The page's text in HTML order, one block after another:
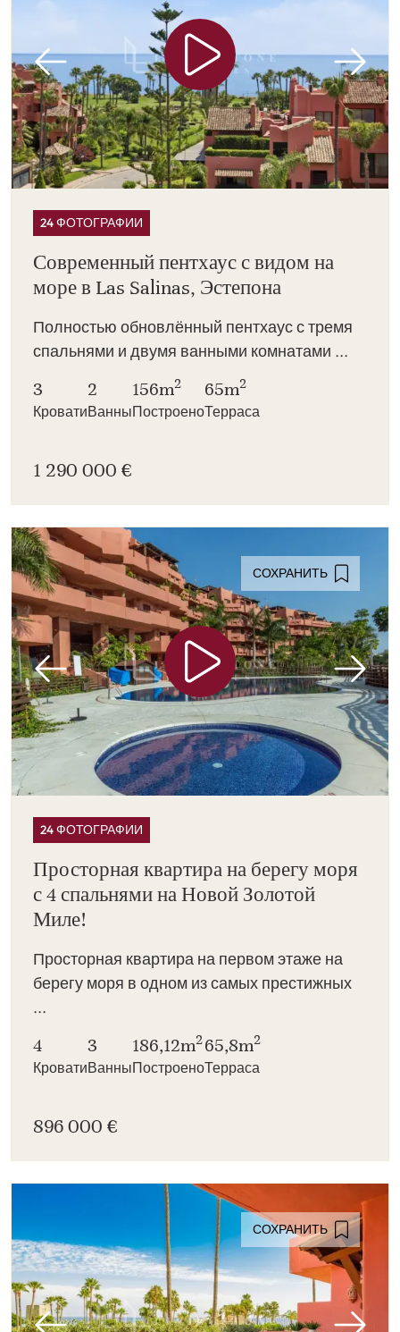
24 ФОТОГРАФИИ
Современный пентхаус с видом на
море в Las Salinas, Эстепона
Полностью обновлённый пентхаус с тремя
спальнями и двумя ванными комнатами ...
3
Кровати
2
Ванны
156m2
Построено
65m2
Терраса
1 290 000 €
СОХРАНИТЬ
24 ФОТОГРАФИИ
Просторная квартира на берегу моря
с 4 спальнями на Новой Золотой
Миле!
Просторная квартира на первом этаже на
берегу моря в одном из самых престижных
...
4
Кровати
3
Ванны
186,12m2
Построено
65,8m2
Терраса
896 000 €
СОХРАНИТЬ